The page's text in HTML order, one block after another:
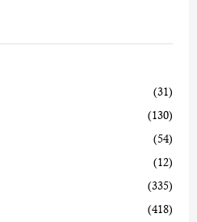
(31)
(130)
(54)
(12)
(335)
(418)